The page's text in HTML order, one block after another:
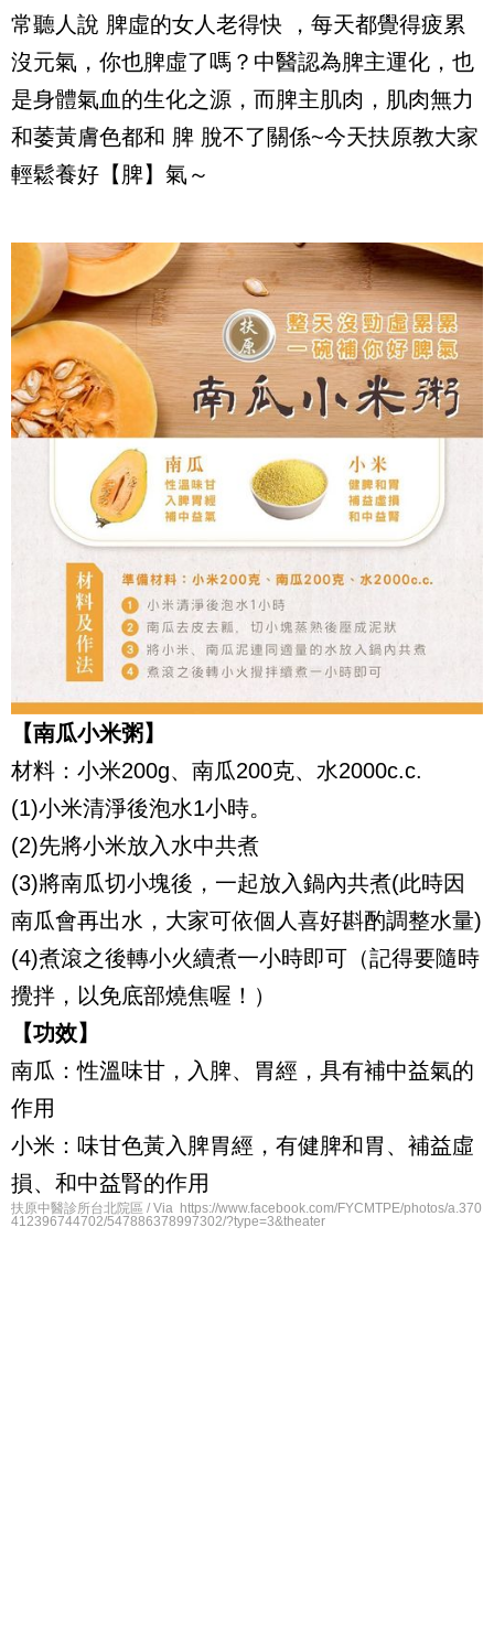
常聽人說 脾虛的女人老得快 ，每天都覺得疲累
沒元氣，你也脾虛了嗎？中醫認為脾主運化，也
是身體氣血的生化之源，而脾主肌肉，肌肉無力
和萎黃膚色都和 脾 脫不了關係~今天扶原教大家
輕鬆養好【脾】氣～
【南瓜小米粥】
材料：小米200g、南瓜200克、水2000c.c.
(1)小米清淨後泡水1小時。
(2)先將小米放入水中共煮
(3)將南瓜切小塊後，一起放入鍋內共煮(此時因
南瓜會再出水，大家可依個人喜好斟酌調整水量)
(4)煮滾之後轉小火續煮一小時即可（記得要隨時
攪拌，以免底部燒焦喔！）
【功效】
南瓜：性溫味甘，入脾、胃經，具有補中益氣的
作用
小米：味甘色黃入脾胃經，有健脾和胃、補益虛
損、和中益腎的作用
扶原中醫診所台北院區 / Via https://www.facebook.com/FYCMTPE/photos/a.370
412396744702/547886378997302/?type=3&theater